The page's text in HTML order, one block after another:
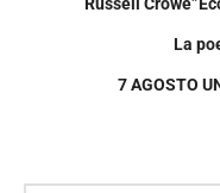
La
7 AGOSTO